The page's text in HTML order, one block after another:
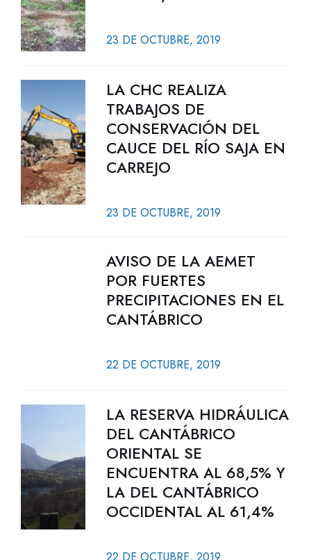
23 DE OCTUBRE, 2019
LA CHC REALIZA
TRABAJOS DE
CONSERVACIÓN DEL
CAUCE DEL RÍO SAJA EN
CARREJO
23 DE OCTUBRE, 2019
AVISO DE LA AEMET
POR FUERTES
PRECIPITACIONES EN EL
CANTÁBRICO
22 DE OCTUBRE, 2019
LA RESERVA HIDRÁULICA
DEL CANTÁBRICO
ORIENTAL SE
ENCUENTRA AL 68,5% Y
LA DEL CANTÁBRICO
OCCIDENTAL AL 61,4%